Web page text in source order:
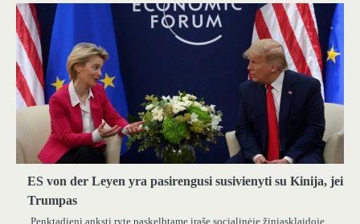
ES von der Leyen yra pasirengusi susivienyti su Kinija, jei
Trumpas
Penktadienį anksti ryte paskelbtame įraše socialinėje žiniasklaidoje